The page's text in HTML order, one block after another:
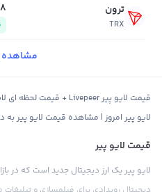
ترون
TRX
مشاهده
لایو پیر امروز | مشاهده قیمت لایو پیر به
قیمت لایو پیر
لایو پیر یک ارز دیجیتال جدید است که در